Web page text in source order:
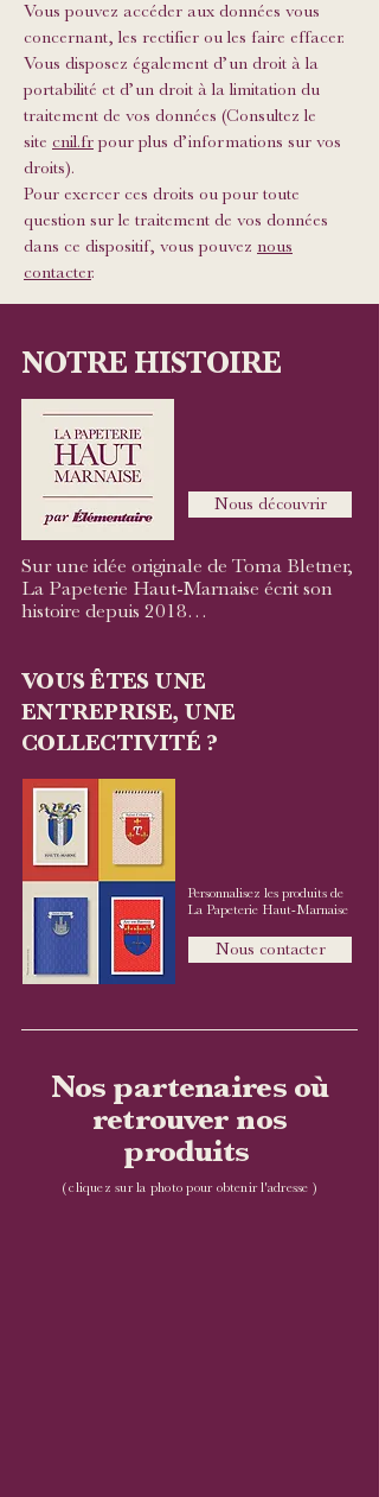
Vous pouvez accéder aux données vous
concernant, les rectifier ou les faire effacer.
Vous disposez également d’un droit à la
portabilité et d’un droit à la limitation du
traitement de vos données (Consultez le
site cnil.fr pour plus d’informations sur vos
droits).
Pour exercer ces droits ou pour toute
question sur le traitement de vos données
dans ce dispositif, vous pouvez nous
contacter.
NOTRE HISTOIRE
Nous découvrir
Sur une idée originale de Toma Bletner,
La Papeterie Haut-Marnaise écrit son
histoire depuis 2018…
VOUS ÊTES UNE
ENTREPRISE, UNE
COLLECTIVITÉ ?
Personnalisez les produits de
La Papeterie Haut-Marnaise​
Nous contacter
Nos partenaires où
retrouver nos
produits
(cliquez sur la photo pour obtenir l'adresse )